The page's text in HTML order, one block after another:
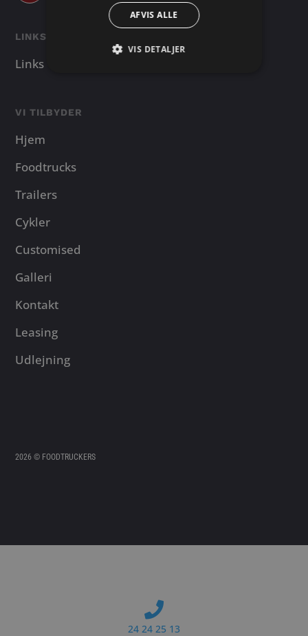
LINKS
Links
VI TILBYDER
Hjem
Foodtrucks
Trailers
Cykler
Customised
Galleri
Kontakt
Leasing
Udlejning
2026 © FOODTRUCKERS
24 24 25 13
AFVIS ALLE
VIS DETALJER